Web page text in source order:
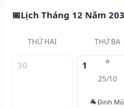
Lịch Tháng 12 Năm
THỨ HAI THỨ BA
30 ⭐
1
25/10
🐐Đinh